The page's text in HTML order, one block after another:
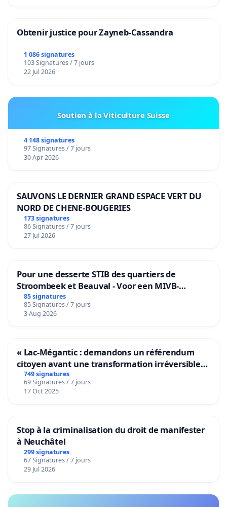
Obtenir justice pour Zayneb-Cassandra
1 086 signatures
103 Signatures / 7 jours
22 Jul 2026
Soutien à la Viticulture Suisse
4 148 signatures
97 Signatures / 7 jours
30 Apr 2026
SAUVONS LE DERNIER GRAND ESPACE VERT DU
NORD DE CHENE-BOUGERIES
173 signatures
86 Signatures / 7 jours
27 Jul 2026
Pour une desserte STIB des quartiers de
Stroombeek et Beauval - Voor een MIVB-
bediening van de wijken Strombeek en Het
Voor
85 signatures
85 Signatures / 7 jours
3 Aug 2026
« Lac-Mégantic : demandons un référendum
citoyen avant une transformation irréversible
de notre territoire »
749 signatures
69 Signatures / 7 jours
17 Oct 2025
Stop à la criminalisation du droit de manifester
à Neuchâtel
299 signatures
67 Signatures / 7 jours
29 Jul 2026